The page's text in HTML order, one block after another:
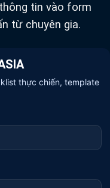
tin vào form
từ chuyên gia.
thực chiến, template